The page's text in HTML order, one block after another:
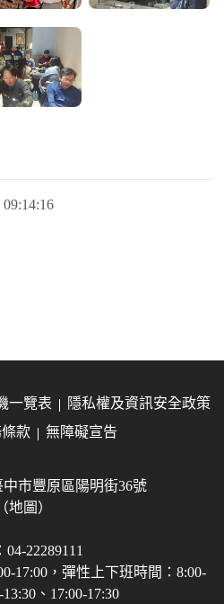
09:14:16
一覽表
隱私權及資訊安全政策
款
無障礙宣告
中市豐原區陽明街36號
（地圖）
04-22289111
17:00，彈性上下班時間：8:00-
、17:00-17:30